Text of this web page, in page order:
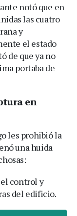
notó que en
las cuatro
y
el estado
de que ya no
portaba de
en
les prohibió la
una huida
control y
del edificio.